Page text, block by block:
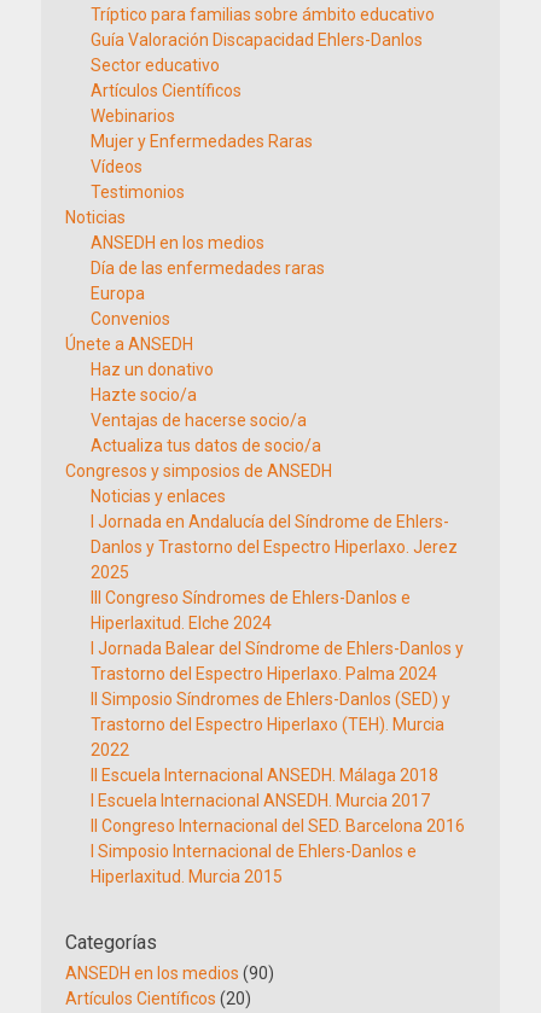
Tríptico para familias sobre ámbito educativo
Guía Valoración Discapacidad Ehlers-Danlos
Sector educativo
Artículos Científicos
Webinarios
Mujer y Enfermedades Raras
Vídeos
Testimonios
Noticias
ANSEDH en los medios
Día de las enfermedades raras
Europa
Convenios
Únete a ANSEDH
Haz un donativo
Hazte socio/a
Ventajas de hacerse socio/a
Actualiza tus datos de socio/a
Congresos y simposios de ANSEDH
Noticias y enlaces
I Jornada en Andalucía del Síndrome de Ehlers-
Danlos y Trastorno del Espectro Hiperlaxo. Jerez
2025
III Congreso Síndromes de Ehlers-Danlos e
Hiperlaxitud. Elche 2024
I Jornada Balear del Síndrome de Ehlers-Danlos y
Trastorno del Espectro Hiperlaxo. Palma 2024
II Simposio Síndromes de Ehlers-Danlos (SED) y
Trastorno del Espectro Hiperlaxo (TEH). Murcia
2022
II Escuela Internacional ANSEDH. Málaga 2018
I Escuela Internacional ANSEDH. Murcia 2017
II Congreso Internacional del SED. Barcelona 2016
I Simposio Internacional de Ehlers-Danlos e
Hiperlaxitud. Murcia 2015
Categorías
ANSEDH en los medios (90)
Artículos Científicos (20)